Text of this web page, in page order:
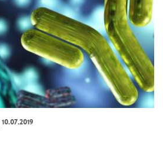
10.07.2019